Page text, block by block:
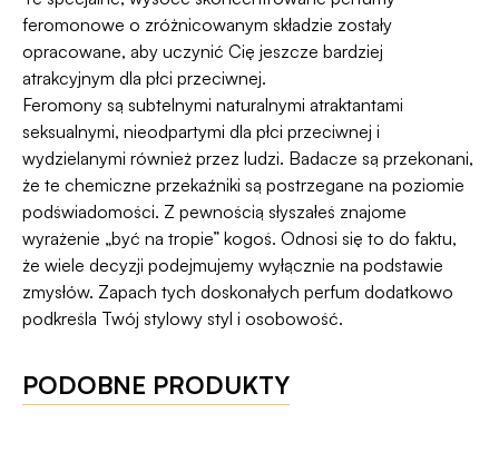
pieniądze 🧡
programu Wygodne Zwroty® .
feromonowe o zróżnicowanym składzie zostały
opracowane, aby uczynić Cię jeszcze bardziej
atrakcyjnym dla płci przeciwnej.
Feromony są subtelnymi naturalnymi atraktantami
seksualnymi, nieodpartymi dla płci przeciwnej i
wydzielanymi również przez ludzi. Badacze są przekonani,
że te chemiczne przekaźniki są postrzegane na poziomie
podświadomości. Z pewnością słyszałeś znajome
wyrażenie „być na tropie” kogoś. Odnosi się to do faktu,
że wiele decyzji podejmujemy wyłącznie na podstawie
zmysłów. Zapach tych doskonałych perfum dodatkowo
podkreśla Twój stylowy styl i osobowość.
PODOBNE PRODUKTY